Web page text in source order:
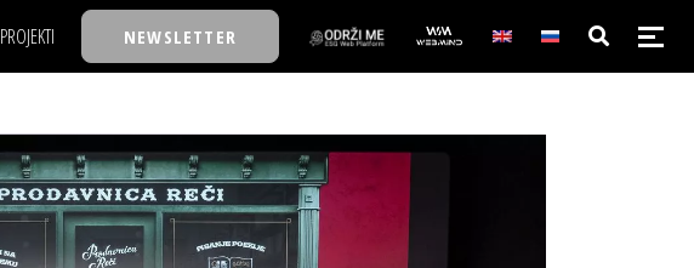
PROJEKTI
TASTY TALKS
30 ISPOD 30
BACK TO OFFICE/SCHOOL
NEWSLETTER
NAJKOLEGA
30 ISPOD 30
BACK TO OFFICE/SCHOOL
BIZBENDOVI
BIZKOLEGIJUM